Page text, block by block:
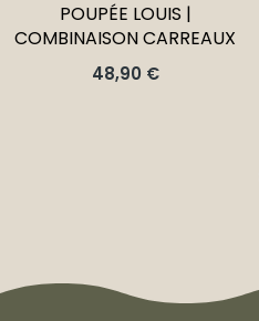
POUPÉE LOUIS |
COMBINAISON CARREAUX
48,90 €